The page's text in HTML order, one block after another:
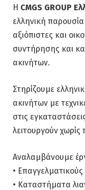
Η CMGS GROUP
ελληνική
αξιόπιστες και
συντήρησης και
ακινήτων.
Στηρίζουμε
ακινήτων με
στις
λειτουργούν
Αναλαμβάνουμε
•
• Καταστήματα